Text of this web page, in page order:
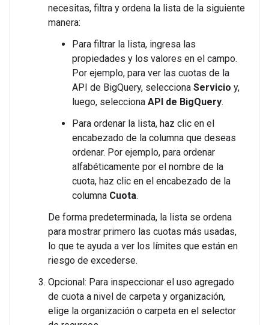
necesitas, filtra y ordena la lista de la siguiente
manera:
Para filtrar la lista, ingresa las
propiedades y los valores en el campo.
Por ejemplo, para ver las cuotas de la
API de BigQuery, selecciona Servicio y,
luego, selecciona API de BigQuery.
Para ordenar la lista, haz clic en el
encabezado de la columna que deseas
ordenar. Por ejemplo, para ordenar
alfabéticamente por el nombre de la
cuota, haz clic en el encabezado de la
columna Cuota.
De forma predeterminada, la lista se ordena
para mostrar primero las cuotas más usadas,
lo que te ayuda a ver los límites que están en
riesgo de excederse.
Opcional: Para inspeccionar el uso agregado
de cuota a nivel de carpeta y organización,
elige la organización o carpeta en el selector